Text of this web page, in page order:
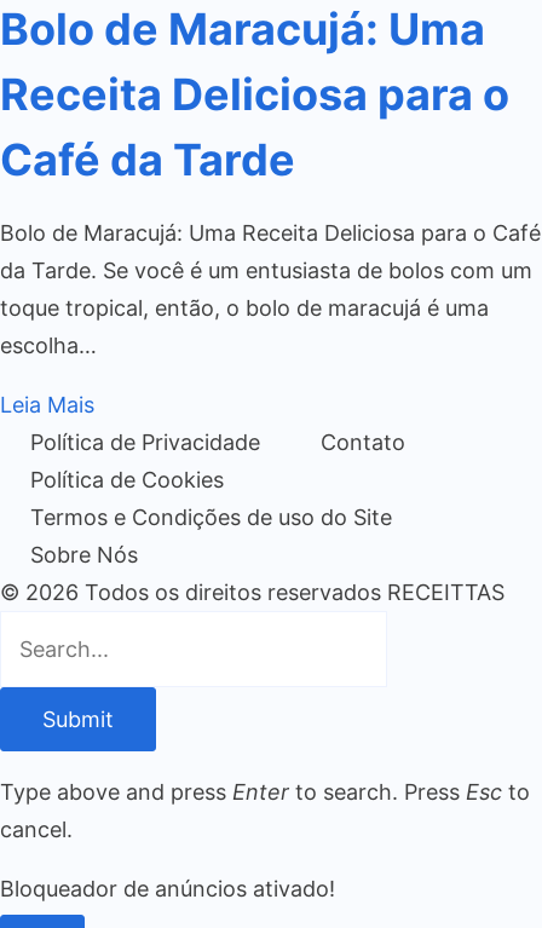
Bolo de Maracujá: Uma
Receita Deliciosa para o
Café da Tarde
Bolo de Maracujá: Uma Receita Deliciosa para o Café
da Tarde. Se você é um entusiasta de bolos com um
toque tropical, então, o bolo de maracujá é uma
escolha…
Leia Mais
Política de Privacidade
Contato
Política de Cookies
Termos e Condições de uso do Site
Sobre Nós
© 2026 Todos os direitos reservados RECEITTAS
Submit
Type above and press Enter to search. Press Esc to
cancel.
Bloqueador de anúncios ativado!